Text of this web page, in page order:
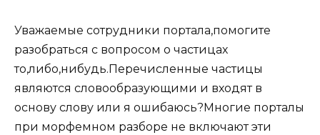
Уважаемые сотрудники портала,помогите
разобраться с вопросом о частицах
то,либо,нибудь.Перечисленные частицы
являются словообразующими и входят в
основу слову или я ошибаюсь?Многие порталы
при морфемном разборе не включают эти